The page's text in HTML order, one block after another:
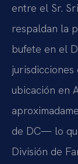
entre el Sr.
respaldan la
bufete en el
ubicación en
de DC— lo
División de